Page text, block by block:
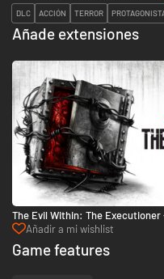
DLC ACCIÓN TERROR
Añade extensiones
The Evil Within: The Executioner
(Steam)
Añadir a mi wishlist
Game features